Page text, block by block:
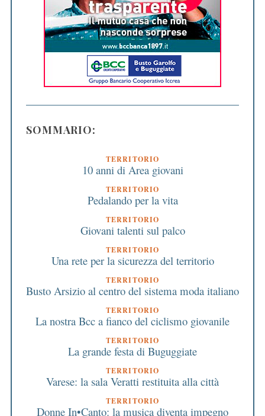
SOMMARIO:
TERRITORIO
10 anni di Area giovani
TERRITORIO
Pedalando per la vita
TERRITORIO
Giovani talenti sul palco
TERRITORIO
Una rete per la sicurezza del territorio
TERRITORIO
Busto Arsizio al centro del sistema moda italiano
TERRITORIO
La nostra Bcc a fianco del ciclismo giovanile
TERRITORIO
La grande festa di Buguggiate
TERRITORIO
Varese: la sala Veratti restituita alla città
TERRITORIO
Donne In•Canto: la musica diventa impegno